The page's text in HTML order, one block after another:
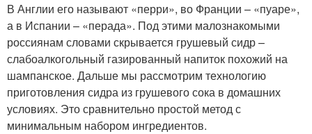
В Англии его называют «перри», во Франции – «пуаре»,
а в Испании – «перада». Под этими малознакомыми
россиянам словами скрывается грушевый сидр –
слабоалкогольный газированный напиток похожий на
шампанское. Дальше мы рассмотрим технологию
приготовления сидра из грушевого сока в домашних
условиях. Это сравнительно простой метод с
минимальным набором ингредиентов.